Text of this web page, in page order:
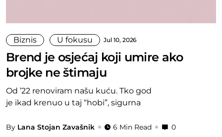
Biznis U fokusu Jul 10, 2026
Brend je osjećaj koji umire ako
brojke ne štimaju
Od ’22 renoviram našu kuću. Tko god
je ikad krenuo u taj “hobi”, sigurna
By Lana Stojan Zavašnik 6 Min Read 0